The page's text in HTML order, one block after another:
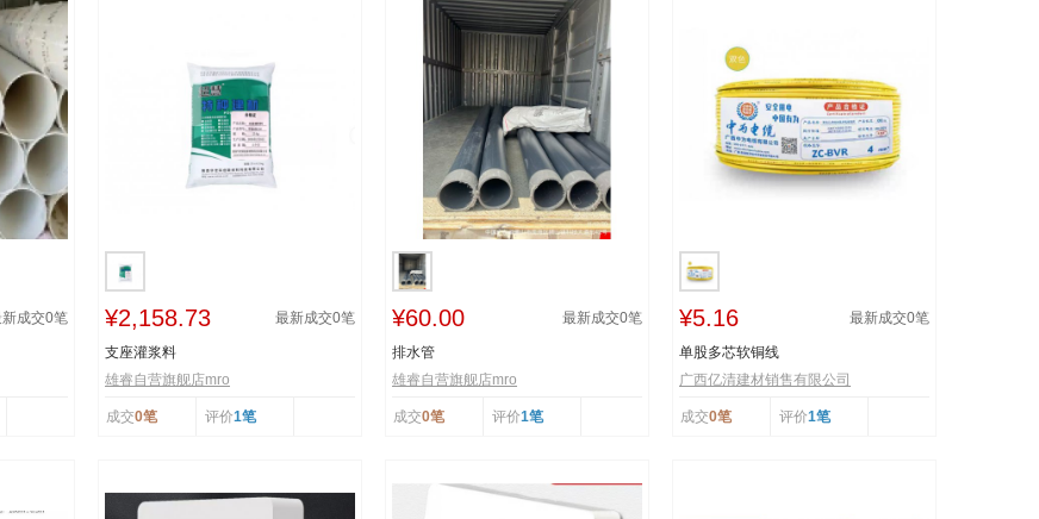
成交0笔 ¥2,158.73 最新成交0笔
支座灌浆料
雄睿自营旗舰店mro
成交0笔 评价1笔
¥60.00 最新成交0笔
排水管
雄睿自营旗舰店mro
成交0笔 评价1笔
¥5.16 最新成交0笔
单股多芯软铜线
广西亿清建材销售有限公司
成交0笔 评价1笔